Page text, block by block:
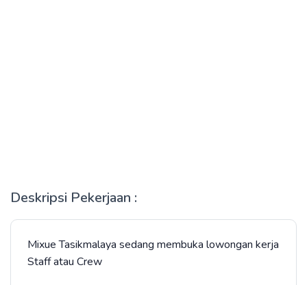
Deskripsi Pekerjaan :
Mixue Tasikmalaya sedang membuka lowongan kerja
Staff atau Crew